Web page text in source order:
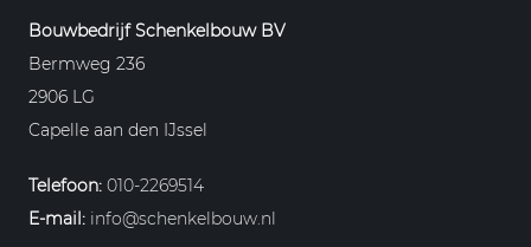
Bouwbedrijf Schenkelbouw BV
Bermweg 236
2906 LG
Capelle aan den IJssel
Telefoon: 010-2269514
E-mail: info@schenkelbouw.nl